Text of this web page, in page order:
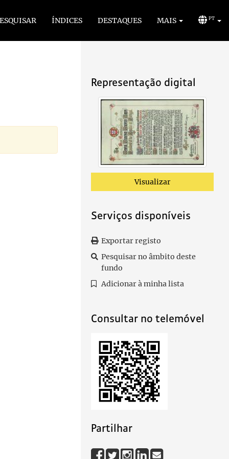
ÍNDICES DESTAQUES MAIS PT
Representação digital
Visualizar
Serviços disponíveis
Exportar registo
Pesquisar no âmbito deste
fundo
Adicionar à minha lista
Consultar no telemóvel
Partilhar